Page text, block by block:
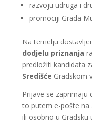
razvoju udruga i
promociji Grada
Na temelju
dodjelu priznanja
predložiti kandidata
Središće Gradskom
Prijave se zaprimaju
to putem e-pošte na
ili osobno u Gradsku